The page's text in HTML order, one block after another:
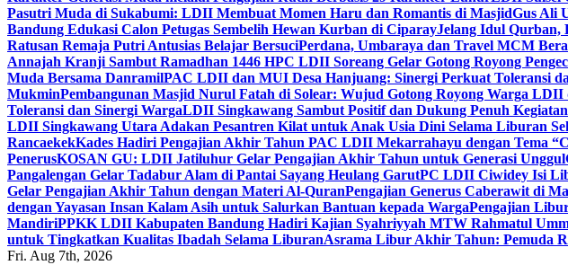
Pasutri Muda di Sukabumi: LDII Membuat Momen Haru dan Romantis di MasjidGus Ali
Bandung Edukasi Calon Petugas Sembelih Hewan Kurban di CiparayJelang Idul Qurban,
Ratusan Remaja Putri Antusias Belajar BersuciPerdana, Umbaraya dan Travel MCM
Annajah Kranji Sambut Ramadhan 1446 HPC LDII Soreang Gelar Gotong Royong
Muda Bersama DanramilPAC LDII dan MUI Desa Hanjuang: Sinergi Perkuat Toleransi
MukminPembangunan Masjid Nurul Fatah di Solear: Wujud Gotong Royong Warga LDII
Toleransi dan Sinergi WargaLDII Singkawang Sambut Positif dan Dukung Penuh
LDII Singkawang Utara Adakan Pesantren Kilat untuk Anak Usia Dini Selama Liburan
RancaekekKades Hadiri Pengajian Akhir Tahun PAC LDII Mekarrahayu dengan Tema
PenerusKOSAN GU: LDII Jatiluhur Gelar Pengajian Akhir Tahun untuk Generasi Unggul
Pangalengan Gelar Tadabur Alam di Pantai Sayang Heulang GarutPC LDII Ciwidey Isi
Gelar Pengajian Akhir Tahun dengan Materi Al-QuranPengajian Generus Caberawit di
dengan Yayasan Insan Kalam Asih untuk Salurkan Bantuan kepada WargaPengajian
MandiriPPKK LDII Kabupaten Bandung Hadiri Kajian Syahriyyah MTW Rahmatul
untuk Tingkatkan Kualitas Ibadah Selama LiburanAsrama Libur Akhir Tahun: Pemuda
Fri. Aug 7th, 2026